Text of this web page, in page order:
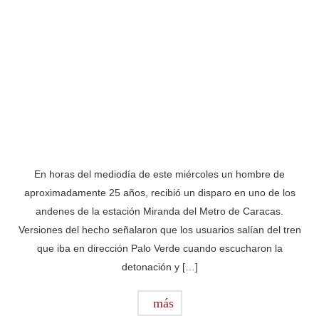
En horas del mediodía de este miércoles un hombre de
aproximadamente 25 años, recibió un disparo en uno de los
andenes de la estación Miranda del Metro de Caracas.
Versiones del hecho señalaron que los usuarios salían del tren
que iba en dirección Palo Verde cuando escucharon la
detonación y […]
más